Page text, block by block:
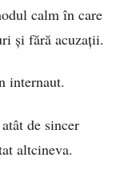
calm în care
și fără acuzații.
internaut.
de sincer
altcineva.